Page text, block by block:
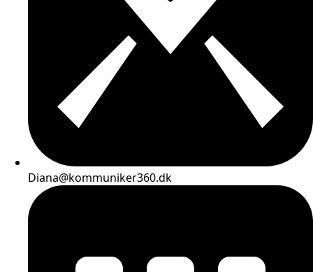
Diana@kommuniker360.dk